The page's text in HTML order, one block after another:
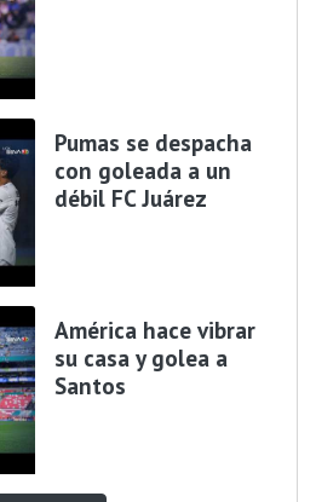
Pumas se despacha
con goleada a un
débil FC Juárez
América hace vibrar
su casa y golea a
Santos